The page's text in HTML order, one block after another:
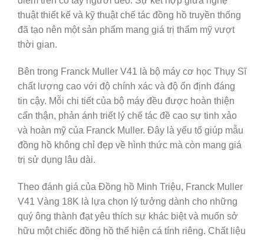
thuật thiết kế và kỹ thuật chế tác đồng hồ truyền thống
đã tạo nên một sản phẩm mang giá trị thẩm mỹ vượt
thời gian.
Bên trong Franck Muller V41 là bộ máy cơ học Thụy Sĩ
chất lượng cao với độ chính xác và độ ổn định đáng
tin cậy. Mỗi chi tiết của bộ máy đều được hoàn thiện
cẩn thận, phản ánh triết lý chế tác đề cao sự tinh xảo
và hoàn mỹ của Franck Muller. Đây là yếu tố giúp mẫu
đồng hồ không chỉ đẹp về hình thức mà còn mang giá
trị sử dụng lâu dài.
Theo đánh giá của Đồng hồ Minh Triệu, Franck Muller
V41 Vàng 18K là lựa chọn lý tưởng dành cho những
quý ông thành đạt yêu thích sự khác biệt và muốn sở
hữu một chiếc đồng hồ thể hiện cá tính riêng. Chất liệu